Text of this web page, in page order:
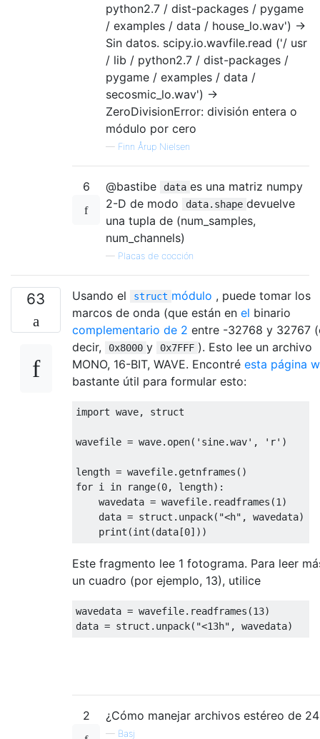
python2.7 / dist-packages / pygame
/ examples / data / house_lo.wav') ->
Sin datos. scipy.io.wavfile.read ('/ usr
/ lib / python2.7 / dist-packages /
pygame / examples / data /
secosmic_lo.wav') ->
ZeroDivisionError: división entera o
módulo por cero
— Finn Årup Nielsen
6 @bastibe data es una matriz numpy
2-D de modo
data.shape devuelve
una tupla de (num_samples,
num_channels)
— Placas de cocción
63 Usando el struct módulo , puede tomar los
marcos de onda (que están en el binario
complementario de 2 entre -32768 y 32767
decir,
0x8000 y 0x7FFF ). Esto lee un archivo
MONO, 16-BIT, WAVE. Encontré esta página
bastante útil para formular esto:
import wave, struct
wavefile = wave.open( 'sine.wav' , 'r' )
for i in range(0, length):
    wavedata = wavefile.readframes(
1 )
    data = struct.unpack(
"<h" , wavedata)
    print(int(data[
0
Este fragmento lee 1 fotograma. Para leer
un cuadro (por ejemplo, 13), utilice
wavedata = wavefile.readframes(13)
data = struct.unpack( "<13h"
2 ¿Cómo manejar archivos estéreo de
— Basj